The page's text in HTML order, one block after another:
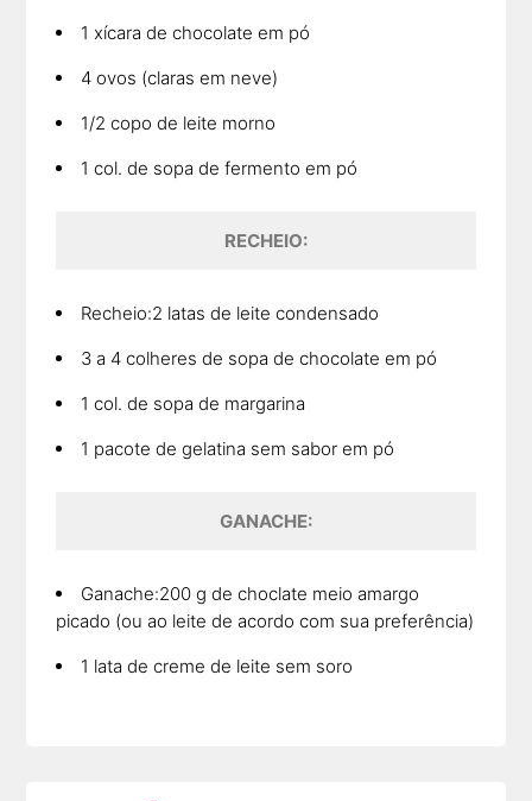
1 xícara de chocolate em pó
4 ovos (claras em neve)
1/2 copo de leite morno
1 col. de sopa de fermento em pó
RECHEIO:
Recheio:2 latas de leite condensado
3 a 4 colheres de sopa de chocolate em pó
1 col. de sopa de margarina
1 pacote de gelatina sem sabor em pó
GANACHE:
Ganache:200 g de choclate meio amargo
picado (ou ao leite de acordo com sua preferência)
1 lata de creme de leite sem soro